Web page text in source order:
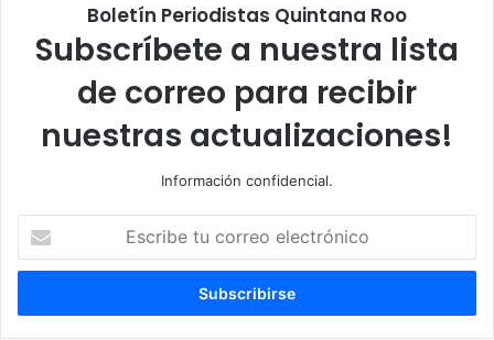
Boletín Periodistas Quintana Roo
Subscríbete a nuestra lista
de correo para recibir
nuestras actualizaciones!
Información confidencial.
correo